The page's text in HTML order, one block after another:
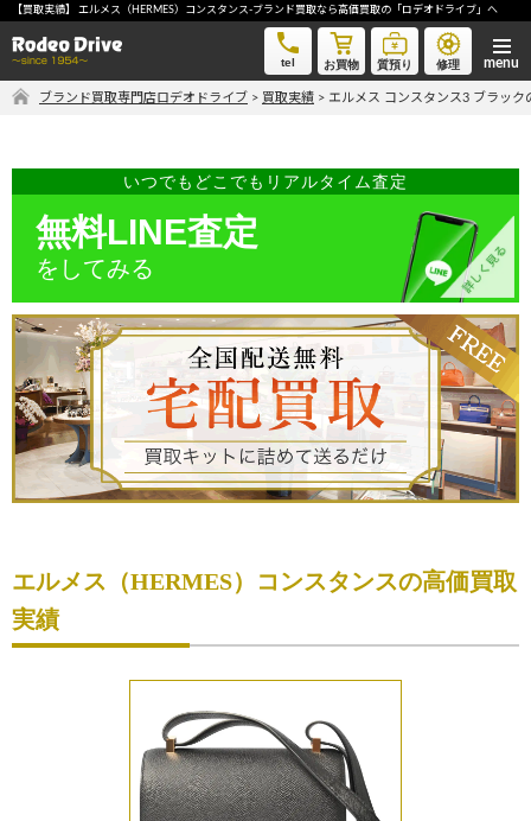
【買取実績】 エルメス（HERMES）コンスタンス-ブランド買取なら高価買取の「ロデオドライブ」へ
tel お買物 質預り 修理
エルメス コンスタンス3 ブラック-ブランド買取なら高価買取の「ロデオドライブ」へ
無料LINE査定
ご自宅にいながら品物を売りたい方へ
宅配買取申込
手間なく安全に売りたい方へ
出張買取申込
買取サービスのご案内
買取ブランド
よくあるご質問
ブランド買取専門店ロデオドライブ > 買取実績 > エルメス コンスタンス3 ブラック
いつでもどこでもリアルタイム査定
無料LINE査定
をしてみる
エルメス（HERMES）コンスタンスの高価買取
実績